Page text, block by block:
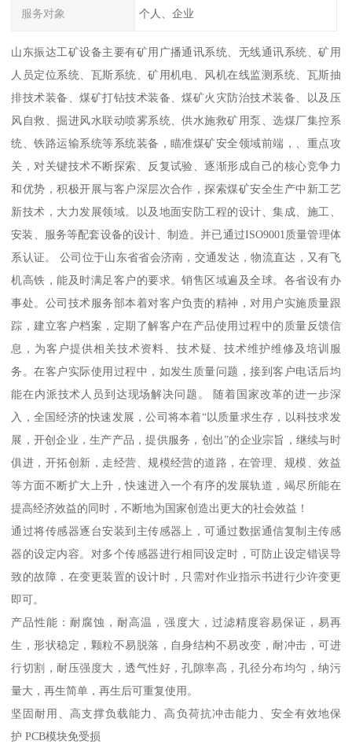
服务对象 个人、企业
山东振达工矿设备主要有矿用广播通讯系统、无线通讯系统、矿用
人员定位系统、瓦斯系统、矿用机电、风机在线监测系统、瓦斯抽
排技术装备、煤矿打钻技术装备、煤矿火灾防治技术装备、以及压
风自救、掘进风水联动喷雾系统、供水施救矿用泵、选煤厂集控系
统、铁路运输系统等系统装备，瞄准煤矿安全领域前端，、重点攻
关，对关键技术不断探索、反复试验、逐渐形成自己的核心竞争力
和优势，积极开展与客户深层次合作，探索煤矿安全生产中新工艺
新技术，大力发展领域。以及地面安防工程的设计、集成、施工、
安装、服务等配套设备的设计、制造。并已通过ISO9001质量管理体
系认证。 公司位于山东省省会济南，交通发达，物流直达，又有飞
机高铁，能及时满足客户的要求。销售区域遍及全球。各省设有办
事处。公司技术服务部本着对客户负责的精神，对用户实施质量跟
踪，建立客户档案，定期了解客户在产品使用过程中的质量反馈信
息，为客户提供相关技术资料、技术疑、技术维护维修及培训服
务。在客户实际使用过程中，如发生质量问题，接到客户电话后均
能在内派技术人员到达现场解决问题。 随着国家改革的进一步深
入，全国经济的快速发展，公司将本着“以质量求生存，以科技求发
展，开创企业，生产产品，提供服务，创出”的企业宗旨，继续与时
俱进，开拓创新，走经营、规模经营的道路，在管理、规模、效益
等方面不断扩大上升，快速进入一个有序的发展轨道，竭尽所能在
提高经济效益的同时，不断地为国家创造出更大的社会效益！
通过将传感器逐台安装到主传感器上，可通过数据通信复制主传感
器的设定内容。对多个传感器进行相同设定时，可防止设定错误导
致的故障，在变更装置的设计时，只需对作业指示书进行少许变更
即可。
产品性能：耐腐蚀，耐高温，强度大，过滤精度容易保证，易再
生，形状稳定，颗粒不易脱落，自身结构不易改变，耐冲击，可进
行切割，耐压强度大，透气性好，孔隙率高，孔径分布均匀，纳污
量大，再生简单，再生后可重复使用。
坚固耐用、高支撑负载能力、高负荷抗冲击能力、安全有效地保
护 PCB模块免受损